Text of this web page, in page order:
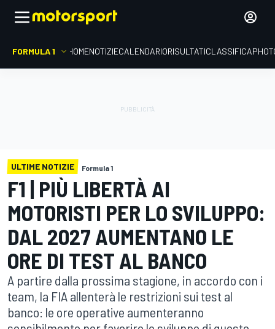
FORMULA 1 HOMENOTIZIECALENDARIORISULTATICLASSIFICA
ULTIME NOTIZIE Formula 1
F1 | PIÙ LIBERTÀ AI
MOTORISTI PER LO SVILUPPO:
DAL 2027 AUMENTANO LE
ORE DI TEST AL BANCO
A partire dalla prossima stagione, in accordo con i
team, la FIA allenterà le restrizioni sui test al
banco: le ore operative aumenteranno